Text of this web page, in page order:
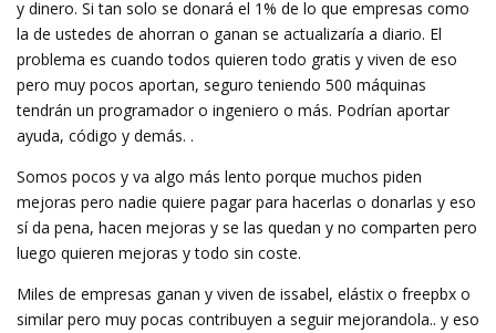
y dinero. Si tan solo se donará el 1% de lo que empresas como
la de ustedes de ahorran o ganan se actualizaría a diario. El
problema es cuando todos quieren todo gratis y viven de eso
pero muy pocos aportan, seguro teniendo 500 máquinas
tendrán un programador o ingeniero o más. Podrían aportar
ayuda, código y demás. .
Somos pocos y va algo más lento porque muchos piden
mejoras pero nadie quiere pagar para hacerlas o donarlas y eso
sí da pena, hacen mejoras y se las quedan y no comparten pero
luego quieren mejoras y todo sin coste.
Miles de empresas ganan y viven de issabel, elástix o freepbx o
similar pero muy pocas contribuyen a seguir mejorandola.. y eso